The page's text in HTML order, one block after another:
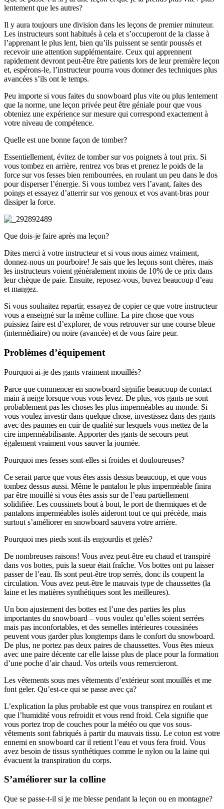
lentement que les autres?
Il y aura toujours une division dans les leçons de premier minuteur.
Les instructeurs sont habitués à cela et s’occuperont de la classe à
l’apprenant le plus lent, bien qu’ils puissent se sentir poussés et
recevoir une attention supplémentaire. Ceux qui apprennent
rapidement devront peut-être être patients lors de leur première leçon
et, espérons-le, l’instructeur pourra vous donner des techniques plus
avancées s’ils ont le temps.
Peu importe si vous faites du snowboard plus vite ou plus lentement
que la norme, une leçon privée peut être géniale pour que vous
obteniez une expérience sur mesure qui correspond exactement à
votre niveau de compétence.
Quelle est une bonne façon de tomber?
Essentiellement, évitez de tomber sur vos poignets à tout prix. Si
vous tombez en arrière, rentrez vos bras et prenez le poids de la
force sur vos fesses bien rembourrées, en roulant un peu dans le dos
pour disperser l’énergie. Si vous tombez vers l’avant, faites des
poings et essayez d’atterrir sur vos genoux et vos avant-bras pour
dissiper la force.
Que dois-je faire après ma leçon?
Dites merci à votre instructeur et si vous nous aimez vraiment,
donnez-nous un pourboire! Je sais que les leçons sont chères, mais
les instructeurs voient généralement moins de 10% de ce prix dans
leur chèque de paie. Ensuite, reposez-vous, buvez beaucoup d’eau
et mangez.
Si vous souhaitez repartir, essayez de copier ce que votre instructeur
vous a enseigné sur la même colline. La pire chose que vous
puissiez faire est d’explorer, de vous retrouver sur une course bleue
(intermédiaire) ou noire (avancée) et de vous faire peur.
Problèmes d’équipement
Pourquoi ai-je des gants vraiment mouillés?
Parce que commencer en snowboard signifie beaucoup de contact
main à neige lorsque vous vous levez. De plus, vos gants ne sont
probablement pas les choses les plus imperméables au monde. Si
vous voulez investir dans quelque chose, investissez dans des gants
avec des paumes en cuir de qualité sur lesquels vous mettez de la
cire imperméabilisante. Apporter des gants de secours peut
également vraiment vous sauver la journée.
Pourquoi mes fesses sont-elles si froides et douloureuses?
Ce serait parce que vous êtes assis dessus beaucoup, et que vous
tombez dessus aussi. Même le pantalon le plus imperméable finira
par être mouillé si vous êtes assis sur de l’eau partiellement
solidifiée. Les coussinets bout à bout, le port de thermiques et de
pantalons imperméables isolés aideront tout ce qui précède, mais
surtout s’améliorer en snowboard sauvera votre arrière.
Pourquoi mes pieds sont-ils engourdis et gelés?
De nombreuses raisons! Vous avez peut-être eu chaud et transpiré
dans vos bottes, puis la sueur était fraîche. Vos bottes ont pu laisser
passer de l’eau. Ils sont peut-être trop serrés, donc ils coupent la
circulation. Vous avez peut-être le mauvais type de chaussettes (la
laine et les matières synthétiques sont les meilleures).
Un bon ajustement des bottes est l’une des parties les plus
importantes du snowboard – vous voulez qu’elles soient serrées
mais pas inconfortables, et des semelles intérieures coussinées
peuvent vous garder plus longtemps dans le confort du snowboard.
De plus, ne portez pas deux paires de chaussettes. Vous êtes mieux
avec une paire décente car elle laisse plus de place pour la formation
d’une poche d’air chaud. Vos orteils vous remercieront.
Les vêtements sous mes vêtements d’extérieur sont mouillés et me
font geler. Qu’est-ce qui se passe avec ça?
L’explication la plus probable est que vous transpirez en roulant et
que l’humidité vous refroidit et vous rend froid. Cela signifie que
vous portez trop de couches pour la météo ou que vos sous-
vêtements sont fabriqués à partir du mauvais tissu. Le coton est votre
ennemi en snowboard car il retient l’eau et vous fera froid. Vous
avez besoin de tissus synthétiques comme le nylon ou la laine qui
évacuent la transpiration du corps.
S’améliorer sur la colline
Que se passe-t-il si je me blesse pendant la leçon ou en montagne?